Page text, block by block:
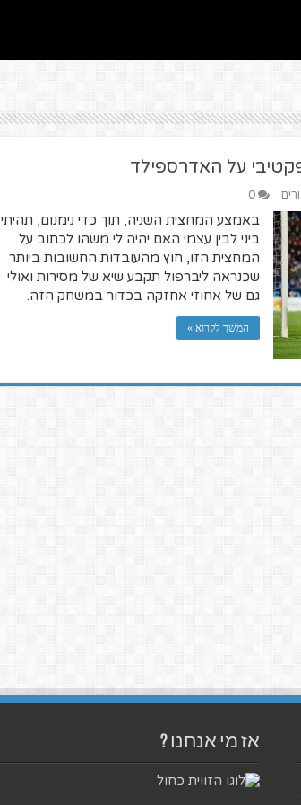
על האדרספילד
0
באמצע המחצית השניה, תוך כדי נימנום, תהיתי
ביני לבין עצמי האם יהיה לי משהו לכתוב על
המחצית הזו, חוץ מהעובדות החשובות ביותר
שכנראה ליברפול תקבע שיא של מסירות ואולי
גם של אחוזי אחזקה בכדור במשחק הזה.
המשך לקרוא »
אז מי אנחנו ?